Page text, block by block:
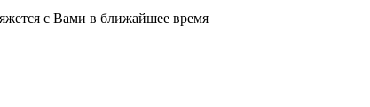
с Вами в ближайшее время